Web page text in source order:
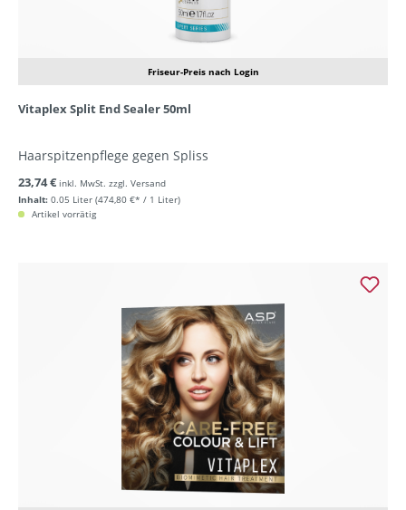
Friseur-Preis nach Login
Vitaplex Split End Sealer 50ml
Haarspitzenpflege gegen Spliss
Inhalt: 0.05 Liter (474,80 €* / 1 Liter)
23,74 € inkl. MwSt. zzgl. Versand
Artikel vorrätig